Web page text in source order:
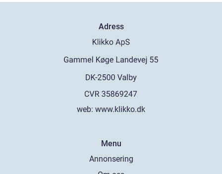
Adress
web: www.klikko.dk
Menu
Annonsering